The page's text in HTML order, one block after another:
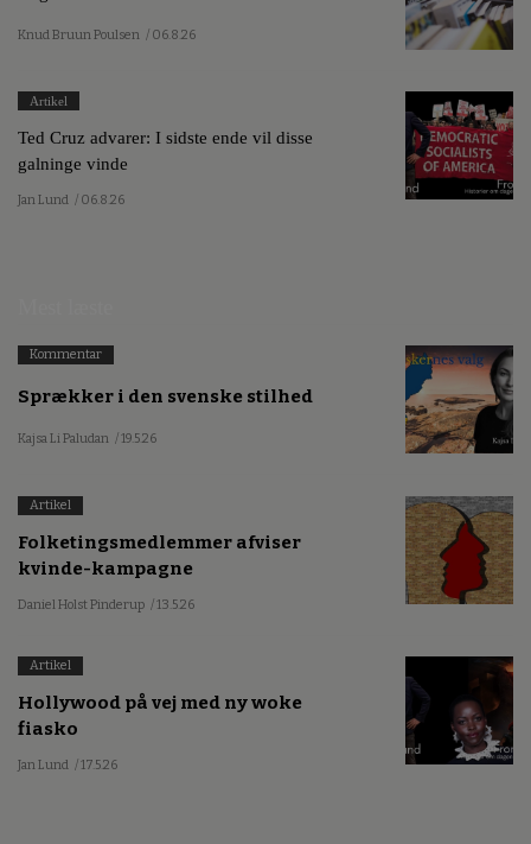
Knud Bruun Poulsen / 06.8.26
Artikel
Ted Cruz advarer: I sidste ende vil disse
galninge vinde
Jan Lund / 06.8.26
Kommentar
Sprækker i den svenske stilhed
Kajsa Li Paludan / 19.5.26
Artikel
Folketingsmedlemmer afviser
kvinde-kampagne
Daniel Holst Pinderup / 13.5.26
Artikel
Hollywood på vej med ny woke
fiasko
Jan Lund / 17.5.26